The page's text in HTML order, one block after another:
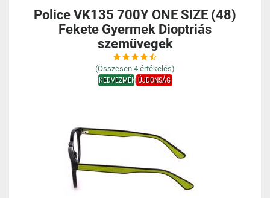
Police VK135 700Y ONE SIZE (48)
Fekete Gyermek Dioptriás
szemüvegek
(Összesen 4 értékelés)
KEDVEZMÉNYÚJDONSÁG